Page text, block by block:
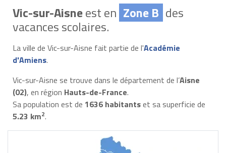
Vic-sur-Aisneest en Zone B des
vacances scolaires.
La ville de Vic-sur-Aisne fait partie de l'Académie
d'Amiens.
Vic-sur-Aisne se trouve dans le département de l’Aisne
(02), en région Hauts-de-France.
Sa population est de 1636 habitantset sa superficie de
5.23 km2.